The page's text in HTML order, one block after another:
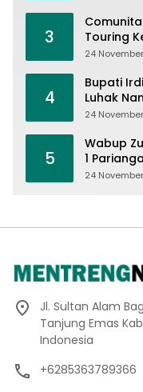
3
Touring
24
4
Bupati
Luhak
Offroad
24
5
Wabup
1
24
Jl. Sultan Alam
Tanjung Emas
Indonesia
+6285363789366